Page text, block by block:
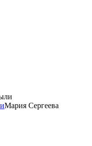
Мария Сергеева